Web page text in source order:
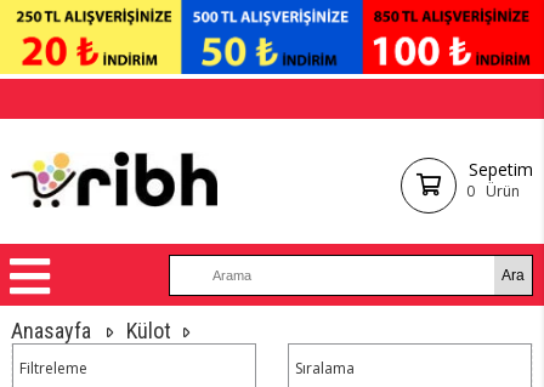
Sepetim
0 Ürün
Anasayfa Külot
Filtreleme Sıralama